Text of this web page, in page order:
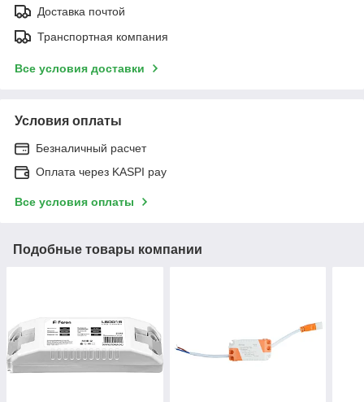
Доставка почтой
Транспортная компания
Все условия доставки
Условия оплаты
Безналичный расчет
Оплата через KASPI pay
Все условия оплаты
Подобные товары компании